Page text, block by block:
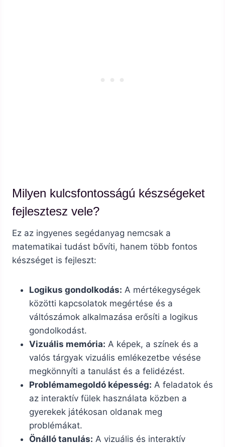
Milyen kulcsfontosságú készségeket
fejlesztesz vele?
Ez az ingyenes segédanyag nemcsak a
matematikai tudást bővíti, hanem több fontos
készséget is fejleszt:
Logikus gondolkodás: A mértékegységek
közötti kapcsolatok megértése és a
váltószámok alkalmazása erősíti a logikus
gondolkodást.
Vizuális memória: A képek, a színek és a
valós tárgyak vizuális emlékezetbe vésése
megkönnyíti a tanulást és a felidézést.
Problémamegoldó képesség: A feladatok és
az interaktív fülek használata közben a
gyerekek játékosan oldanak meg
problémákat.
Önálló tanulás: A vizuális és interaktív